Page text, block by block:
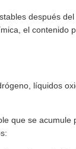
después
el contenido
líquidos
que se